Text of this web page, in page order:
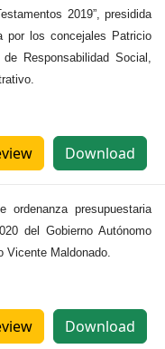
2019”, presidida
por los concejales Patricio
Responsabilidad Social,
Download
presupuestaria
del Gobierno Autónomo
Vicente Maldonado.
Download